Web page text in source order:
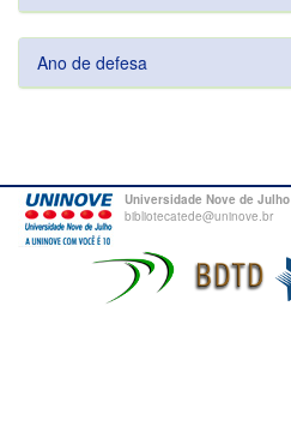
Ano de defesa
Universidade Nove de Julho
bibliotecatede@uninove.br